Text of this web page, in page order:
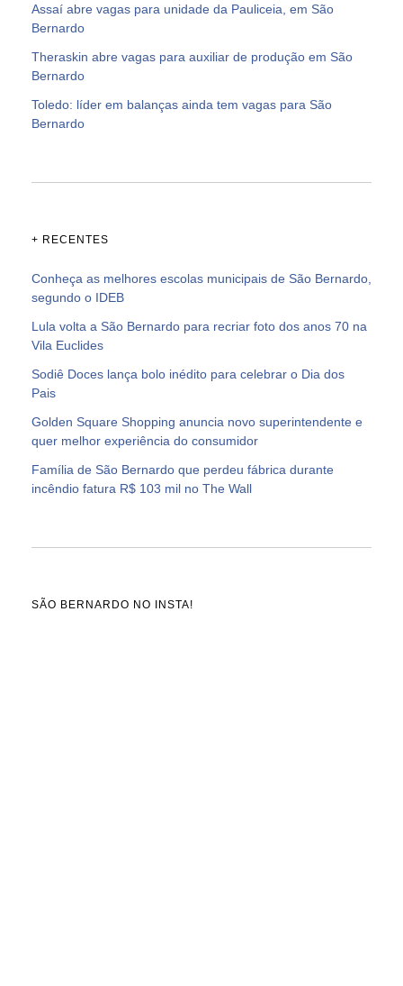
Assaí abre vagas para unidade da Pauliceia, em São
Bernardo
Theraskin abre vagas para auxiliar de produção em São
Bernardo
Toledo: líder em balanças ainda tem vagas para São
Bernardo
+ RECENTES
Conheça as melhores escolas municipais de São Bernardo,
segundo o IDEB
Lula volta a São Bernardo para recriar foto dos anos 70 na
Vila Euclides
Sodiê Doces lança bolo inédito para celebrar o Dia dos
Pais
Golden Square Shopping anuncia novo superintendente e
quer melhor experiência do consumidor
Família de São Bernardo que perdeu fábrica durante
incêndio fatura R$ 103 mil no The Wall
SÃO BERNARDO NO INSTA!